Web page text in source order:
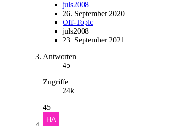
juls2008
26. September 2020
Off-Topic
juls2008
23. September 2021
Antworten
45
Zugriffe
24k
45